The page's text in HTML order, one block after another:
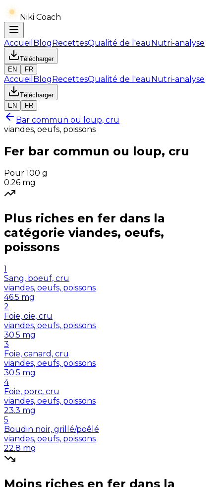
Niki Coach
Accueil BlogRecettesQualité de l'eauNutri-analyse
Télécharger
EN
FR
Accueil BlogRecettesQualité de l'eauNutri-analyse
Télécharger
EN
FR
Bar commun ou loup, cru
viandes, oeufs, poissons
Fer bar commun ou loup, cru
Pour 100 g
0.26 mg
Plus riches en fer dans la
catégorie viandes, oeufs,
poissons
1
Sang, boeuf, cru
viandes, oeufs, poissons
46.5 mg
2
Foie, oie, cru
viandes, oeufs, poissons
30.5 mg
3
Foie, canard, cru
viandes, oeufs, poissons
30.5 mg
4
Foie, porc, cru
viandes, oeufs, poissons
23.3 mg
5
Boudin noir, grillé/poêlé
viandes, oeufs, poissons
22.8 mg
Moins riches en fer dans la